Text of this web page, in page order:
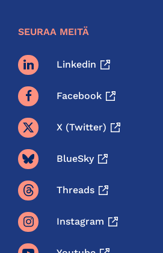
SEURAA MEITÄ
Linkedin
Facebook
X (twitter)
BlueSky
Threads
Instagram